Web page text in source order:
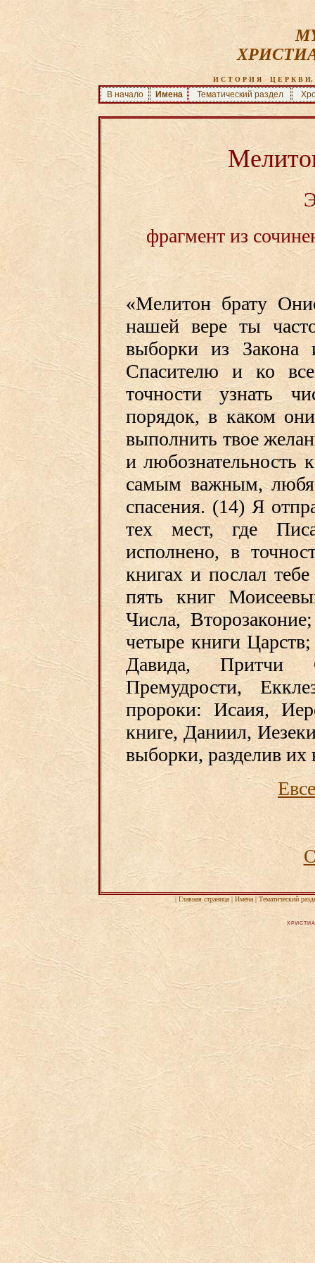
И С Т О Р И Я    Ц Е Р К В
В начало Имена Тематический раздел
фрагмент из
«Мелитон брату
нашей вере ты
выборки из Закона
Спасителю и ко
точности узнать
порядок, в каком
выполнить твое
и любознательность
самым важным, любя
спасения. (14) Я
тех мест, где
исполнено, в
книгах и послал
пять книг
Числа,
четыре книги
Давида, Притчи
Премудрости,
пророки: Исаия,
книге, Даниил,
выборки, разделив их
| Главная страница| Имена| Тематический